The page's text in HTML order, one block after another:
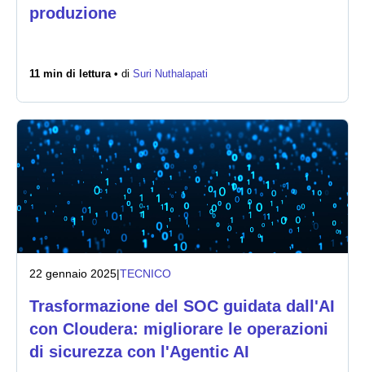
Sanità
Istruzione
Notizie
produzione
11 min di lettura • di Suri Nuthalapati
22 gennaio 2025|TECNICO
Trasformazione del SOC guidata dall'AI
con Cloudera: migliorare le operazioni
di sicurezza con l'Agentic AI